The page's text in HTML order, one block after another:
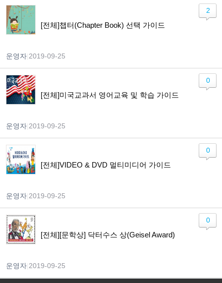
[전체]챕터(Chapter Book) 선택 가이드
운영자 2019-09-25
2
[전체]미국교과서 영어교육 및 학습 가이드
운영자 2019-09-25
0
[전체]VIDEO & DVD 멀티미디어 가이드
운영자 2019-09-25
0
[전체][문학상] 닥터수스 상(Geisel Award)
운영자 2019-09-25
0